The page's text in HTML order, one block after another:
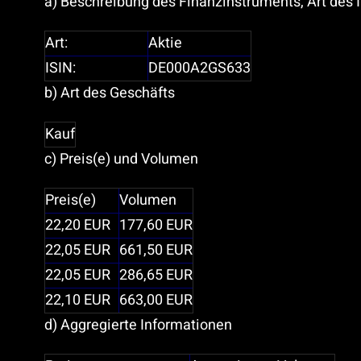
Art:
Aktie
ISIN:
DE000A2GS633
b) Art des Geschäfts
Kauf
c) Preis(e) und Volumen
Preis(e)
Volumen
22,20EUR 177,60EUR
22,05EUR 661,50EUR
22,05EUR 286,65EUR
22,10EUR 663,00EUR
d) Aggregierte Informationen